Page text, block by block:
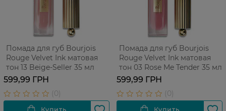
Помада для губ Bourjois
Rouge Velvet Ink матовая
тон 13 Beige-Seller 35 мл
599,99 ГРН
Помада для губ Bourjois
Rouge Velvet Ink матовая
тон 03 Rose Me Tender 35 мл
599,99 ГРН